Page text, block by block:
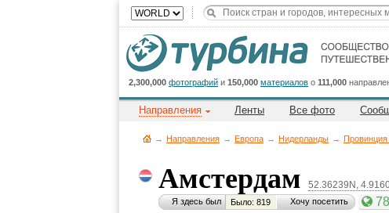
2,300,000 фотографий и 150,000 материалов о 111,000
Направления Ленты Все фото
→ Направления → Европа → Нидерланды → Провинция
Амстердам 52.36239N,
Я здесь был Было: 819 Хочу посетить